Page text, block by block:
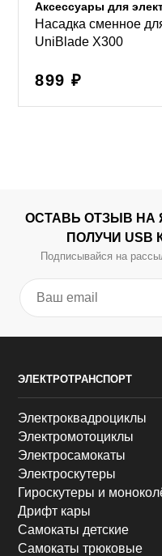
Аксессуары для
Насадка сменное
UniBlade X300
899 ₽
ОСТАВЬ ОТЗЫВ НА
ПОЛУЧИ USB
Подписывайся на
ЭЛЕКТРОТРАНСПОРТ
Электроквадроциклы
Электромотоциклы
Электросамокаты
Электроскутеры
Гироскутеры и
Дрифт кары
Самокаты детские
Самокаты трюковые